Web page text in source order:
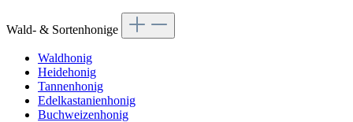
Wald- & Sortenhonige
Waldhonig
Heidehonig
Tannenhonig
Edelkastanienhonig
Buchweizenhonig